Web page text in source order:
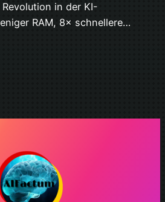
in der KI-
RAM, 8× schnellere…